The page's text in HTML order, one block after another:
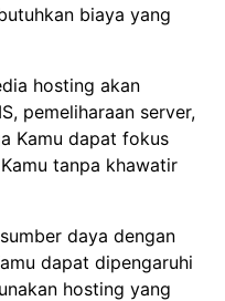
biaya yang
hosting akan
pemeliharaan server,
Kamu dapat fokus
tanpa khawatir
daya dengan
dapat dipengaruhi
hosting yang